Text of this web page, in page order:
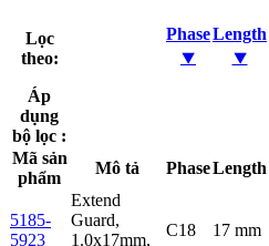
Lọc
theo:
Phase
⯆
Length
⯆
Áp
dụng
bộ lọc :
Mã sản
phẩm
Mô tả PhaseLength
5185-
5923
Extend
Guard,
1.0x17mm,
C18 17 mm